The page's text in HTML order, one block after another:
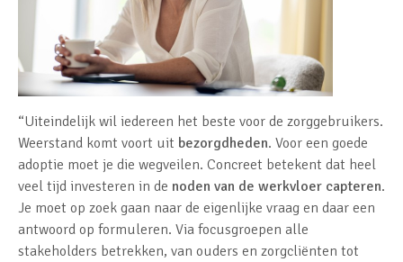
“Uiteindelijk wil iedereen het beste voor de zorggebruikers.
Weerstand komt voort uit bezorgdheden. Voor een goede
adoptie moet je die wegveilen. Concreet betekent dat heel
veel tijd investeren in de noden van de werkvloer capteren.
Je moet op zoek gaan naar de eigenlijke vraag en daar een
antwoord op formuleren. Via focusgroepen alle
stakeholders betrekken, van ouders en zorgcliënten tot